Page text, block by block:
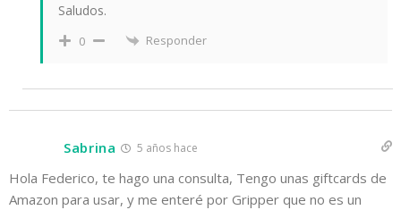
Saludos.
0 Responder
Sabrina 5 años hace
Hola Federico, te hago una consulta, Tengo unas giftcards de
Amazon para usar, y me enteré por Gripper que no es un